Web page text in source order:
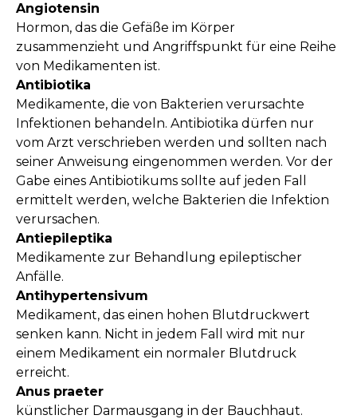
Angiotensin
Hormon, das die Gefäße im Körper
zusammenzieht und Angriffspunkt für eine Reihe
von Medikamenten ist.
Antibiotika
Medikamente, die von Bakterien verursachte
Infektionen behandeln. Antibiotika dürfen nur
vom Arzt verschrieben werden und sollten nach
seiner Anweisung eingenommen werden. Vor der
Gabe eines Antibiotikums sollte auf jeden Fall
ermittelt werden, welche Bakterien die Infektion
verursachen.
Antiepileptika
Medikamente zur Behandlung epileptischer
Anfälle.
Antihypertensivum
Medikament, das einen hohen Blutdruckwert
senken kann. Nicht in jedem Fall wird mit nur
einem Medikament ein normaler Blutdruck
erreicht.
Anus praeter
künstlicher Darmausgang in der Bauchhaut.